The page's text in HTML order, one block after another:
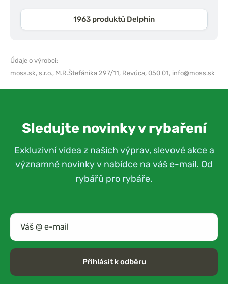
1963 produktů Delphin
Údaje o výrobci:
moss.sk, s.r.o., M.R.Štefánika 297/11, Revúca, 050 01, info@moss.sk
Sledujte novinky v rybaření
Exkluzivní videa z našich výprav, slevové akce a
významné novinky v nabídce na váš e-mail. Od
rybářů pro rybáře.
Přihlásit k odběru